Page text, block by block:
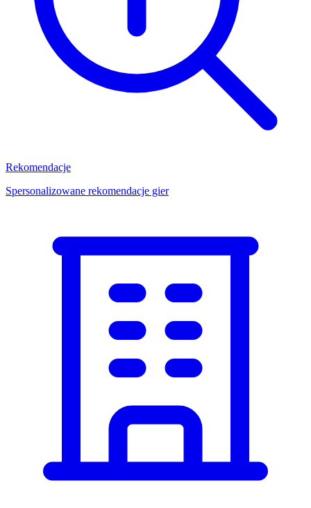
Rekomendacje
Spersonalizowane rekomendacje gier